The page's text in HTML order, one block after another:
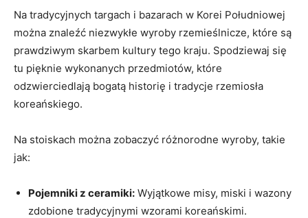
Na tradycyjnych targach i bazarach w Korei ​Południowej
można znaleźć⁣ niezwykłe ⁢wyroby rzemieślnicze, które są
prawdziwym skarbem kultury tego ​kraju. Spodziewaj się
tu pięknie wykonanych ⁢przedmiotów, które⁢
odzwierciedlają bogatą historię i tradycje rzemiosła
koreańskiego.
Na stoiskach można zobaczyć⁣ różnorodne ​wyroby, ⁤takie⁢
jak:
Pojemniki z ceramiki: Wyjątkowe misy,⁢ miski i wazony
zdobione tradycyjnymi wzorami koreańskimi.